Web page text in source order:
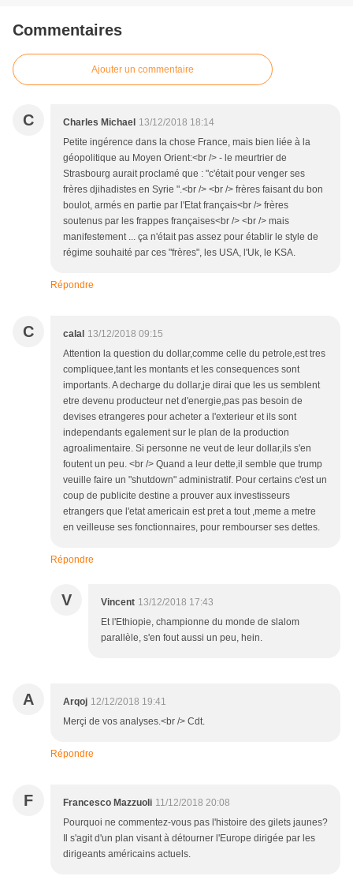
Commentaires
Ajouter un commentaire
C Charles Michael 13/12/2018 18:14
Petite ingérence dans la chose France, mais bien liée à la
géopolitique au Moyen Orient:<br /> - le meurtrier de
Strasbourg aurait proclamé que : "c'était pour venger ses
frères djihadistes en Syrie ".<br /> <br /> frères faisant du bon
boulot, armés en partie par l'Etat français<br /> frères
soutenus par les frappes françaises<br /> <br /> mais
manifestement ... ça n'était pas assez pour établir le style de
régime souhaité par ces "frères", les USA, l'Uk, le KSA.
Répondre
C calal 13/12/2018 09:15
Attention la question du dollar,comme celle du petrole,est tres
compliquee,tant les montants et les consequences sont
importants. A decharge du dollar,je dirai que les us semblent
etre devenu producteur net d'energie,pas pas besoin de
devises etrangeres pour acheter a l'exterieur et ils sont
independants egalement sur le plan de la production
agroalimentaire. Si personne ne veut de leur dollar,ils s'en
foutent un peu. <br /> Quand a leur dette,il semble que trump
veuille faire un "shutdown" administratif. Pour certains c'est un
coup de publicite destine a prouver aux investisseurs
etrangers que l'etat americain est pret a tout ,meme a metre
en veilleuse ses fonctionnaires, pour rembourser ses dettes.
Répondre
V Vincent 13/12/2018 17:43
Et l'Ethiopie, championne du monde de slalom
parallèle, s'en fout aussi un peu, hein.
A Arqoj 12/12/2018 19:41
Merçi de vos analyses.<br /> Cdt.
Répondre
F Francesco Mazzuoli 11/12/2018 20:08
Pourquoi ne commentez-vous pas l'histoire des gilets jaunes?
Il s'agit d'un plan visant à détourner l'Europe dirigée par les
dirigeants américains actuels.